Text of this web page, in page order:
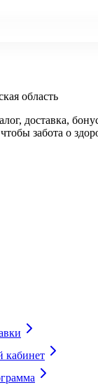
область
доставка,
забота о
кабинет